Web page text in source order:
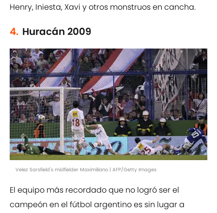
Henry, Iniesta, Xavi y otros monstruos en cancha.
4. Huracán 2009
Velez Sarsfield's midfielder Maximiliano | AFP/Getty Images
El equipo más recordado que no logró ser el
campeón en el fútbol argentino es sin lugar a